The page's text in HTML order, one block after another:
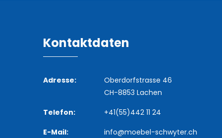
Kontaktdaten
Adresse:
Oberdorfstrasse 46
CH-8853 Lachen
Telefon:
+41(55)442 11 24
E-Mail:
info@moebel-schwyter.ch